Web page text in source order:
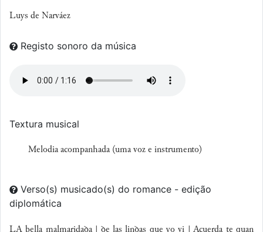
Luys de Narváez
Registo sonoro da música
Textura musical
Melodia acompanhada (uma voz e instrumento)
diplomática
LA bella malmaridaꝺa | ꝺe las linꝺas que yo vi | Acuerda te quan